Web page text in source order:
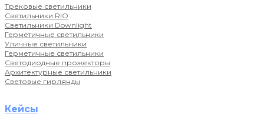
Трековые светильники
Светильники RIO
Светильники Downlight
Герметичные светильники
Уличные светильники
Герметичные светильники
Светодиодные прожекторы
Архитектурные светильники
Световые гирлянды
Кейсы